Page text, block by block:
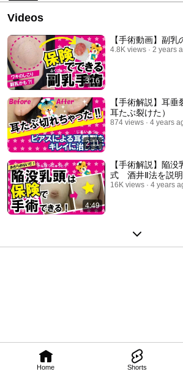
Home Shorts
Videos
3:16
【手術動画】副乳
4.8K views 2 years
2:11
【手術解説】耳
耳たぶ裂けた）
874 views 4 years
4:49
【手術解説】陥
式 酒井Ⅱ法を説
16K views 4 years